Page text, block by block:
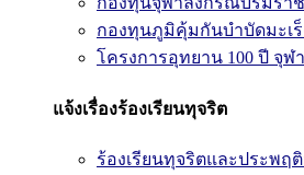
กองทุนภูมิคุ้มกันบำบัดมะเร็
โครงการอุทยาน 100 ปี จุ
แจ้งเรื่องร้องเรียนทุจริต
ร้องเรียนทุจริตและประพฤ